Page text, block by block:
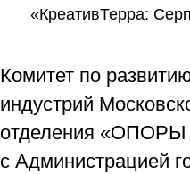
Комитет по
индустрий
отделения
с Администрацией